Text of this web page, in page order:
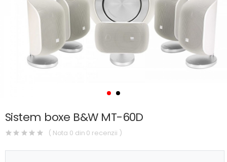
Sistem boxe B&W MT-60D
( Nota 0 din 0 recenzii )